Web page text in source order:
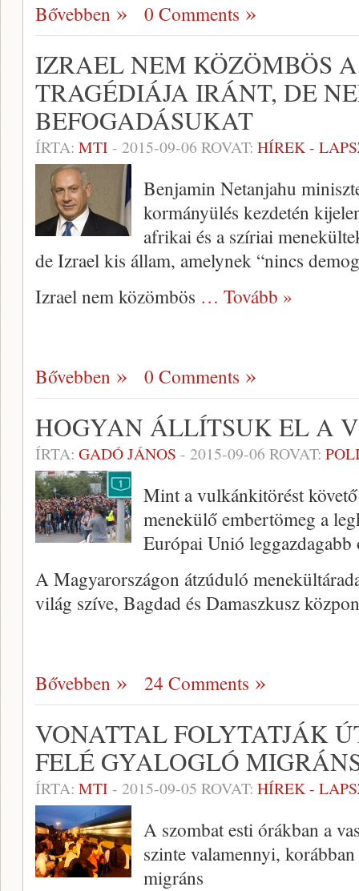
Bővebben 0 Comments
IZRAEL NEM KÖZÖMBÖS
TRAGÉDIÁJA IRÁNT, DE
BEFOGADÁSUKAT
ÍRTA: MTI - 2015-09-06 ROVAT: HÍREK -
Benjamin Netanjahu
kormányülés kezdetén
afrikai és a szíriai
de Izrael kis állam, amelynek “nincs
Izrael nem közömbös … Tovább »
Bővebben 0 Comments
HOGYAN ÁLLÍTSUK EL A
ÍRTA: GADÓ JÁNOS - 2015-09-06 ROVAT:
Mint a vulkánkitörést
menekülő embertömeg a
Európai Unió leggazdagabb
A Magyarországon átzúduló
világ szíve, Bagdad és Damaszkusz
Bővebben 24 Comments
VONATTAL FOLYTATJÁK
FELÉ GYALOGLÓ
ÍRTA: MTI - 2015-09-05 ROVAT: HÍREK -
A szombat esti órákban a
szinte valamennyi,
migráns